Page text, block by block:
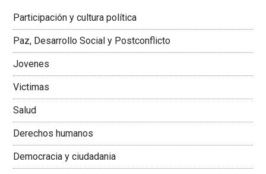
Colombiana
Participación y cultura política
Paz, Desarrollo Social y Postconflicto
Jovenes
Victimas
Salud
Derechos humanos
Democracia y ciudadania